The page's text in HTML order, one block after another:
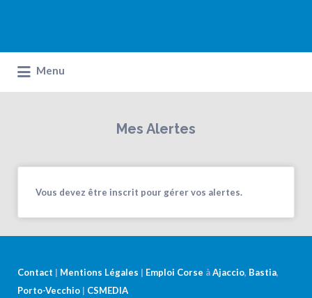
Menu
Mes Alertes
Vous devez être inscrit pour gérer vos alertes.
Contact | Mentions Légales | Emploi Corse àAjaccio, Bastia,
Porto-Vecchio | CSMEDIA